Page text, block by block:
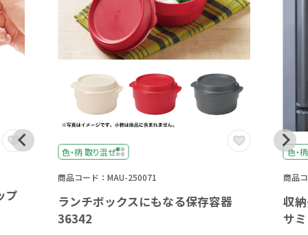
プ
色・柄 取り混ぜ
商品コード：MAU-250071
ランチボックスにもなる保存容器
36342
色・
商品
収
サ